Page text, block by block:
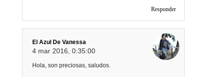
Responder
El Azul De Vanessa
4 mar 2016, 0:35:00
Hola, son preciosas, saludos.